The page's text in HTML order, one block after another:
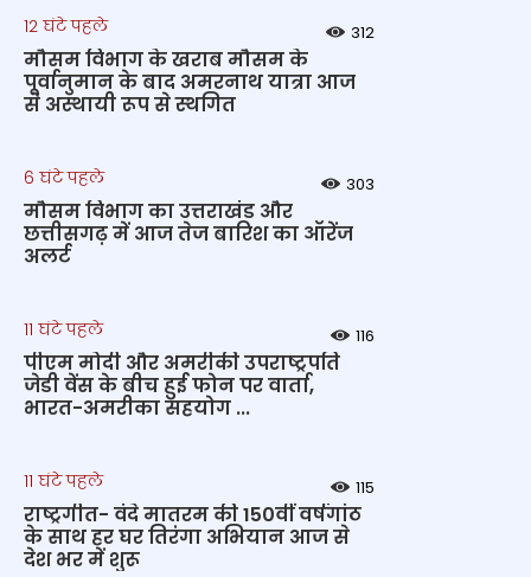
12 घंटे पहले 312
मौसम विभाग के खराब मौसम के
पूर्वानुमान के बाद अमरनाथ यात्रा आज
से अस्थायी रूप से स्थगित
6 घंटे पहले 303
मौसम विभाग का उत्तराखंड और
छत्तीसगढ़ में आज तेज बारिश का ऑरेंज
अलर्ट
11 घंटे पहले 116
पीएम मोदी और अमरीकी उपराष्ट्रपति
जेडी वेंस के बीच हुई फोन पर वार्ता,
भारत-अमरीका सहयोग ...
11 घंटे पहले 115
राष्ट्रगीत- वंदे मातरम की 150वीं वर्षगांठ
के साथ हर घर तिरंगा अभियान आज से
देश भर में शुरू